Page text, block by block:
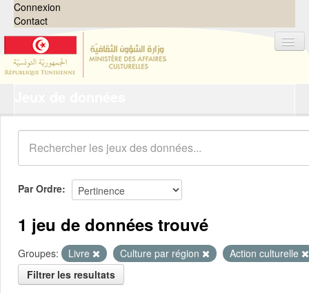
Connexion
Contact
Organisations
Groupes
Demandes 0
À propos
Par Ordre
1 jeu de données trouvé
Groupes: Livre Culture par région
Action culturelle
Filtrer les resultats